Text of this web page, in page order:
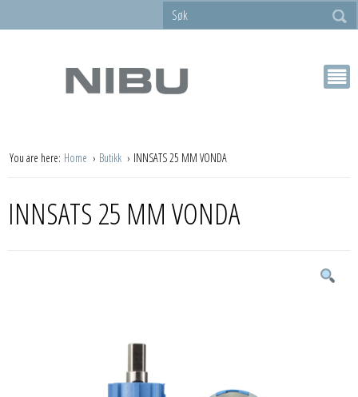
You are here: Home Butikk INNSATS 25 MM VONDA
INNSATS 25 MM VONDA